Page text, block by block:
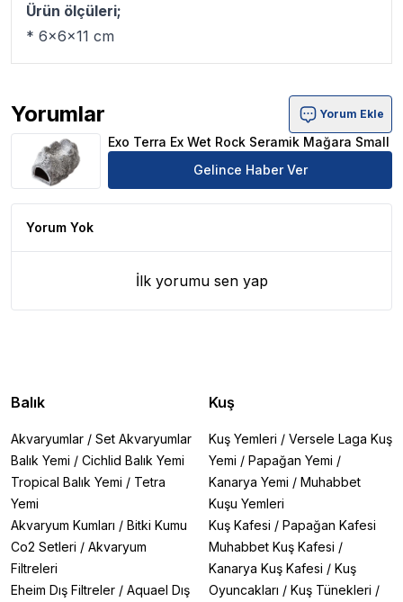
Ürün ölçüleri;
* 6x6x11 cm
Yorumlar
Exo Terra Ex Wet Rock Seramik Mağara Small Ürün
Yorum Ekle
Exo Terra Ex Wet Rock Seramik Mağara Small
Gelince Haber Ver
Yorum Yok
İlk yorumu sen yap
Balık
Akvaryumlar / Set Akvaryumlar
Balık Yemi / Cichlid Balık Yemi
Tropical Balık Yemi / Tetra
Yemi
Akvaryum Kumları / Bitki Kumu
Co2 Setleri / Akvaryum
Filtreleri
Eheim Dış Filtreler / Aquael Dış
Kuş
Kuş Yemleri / Versele Laga Kuş
Yemi / Papağan Yemi /
Kanarya Yemi / Muhabbet
Kuşu Yemleri
Kuş Kafesi / Papağan Kafesi
Muhabbet Kuş Kafesi /
Kanarya Kuş Kafesi / Kuş
Oyuncakları / Kuş Tünekleri /